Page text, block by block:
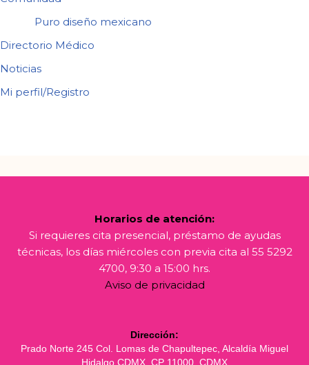
Puro diseño mexicano
Directorio Médico
Noticias
Mi perfil/Registro
Horarios de atención:
Si requieres cita presencial, préstamo de ayudas
técnicas, los días miércoles con previa cita al 55 5292
4700, 9:30 a 15:00 hrs.
Aviso de privacidad
Dirección:
Prado Norte 245 Col. Lomas de Chapultepec, Alcaldía Miguel
Hidalgo CDMX, CP 11000. CDMX